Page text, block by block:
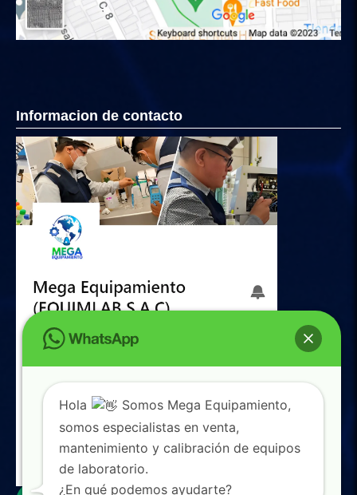
Informacion de contacto
Hola
Somos Mega Equipamiento,
somos especialistas en venta,
mantenimiento y calibración de equipos
de laboratorio.
¿En qué podemos ayudarte?